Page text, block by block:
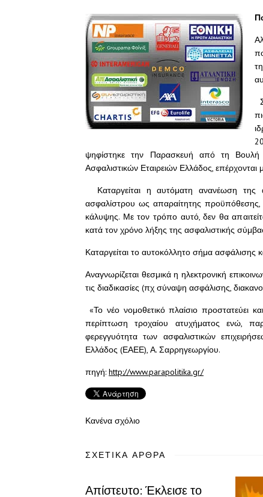
ψηφίστηκε την Παρασκευή από τη
Ασφαλιστικών Εταιρειών Ελλάδος, επέρχονται
Καταργείται η αυτόματη ανανέωση της
ασφαλίστρου ως απαραίτητης προϋπόθεσης,
κάλυψης. Με τον τρόπο αυτό, δεν θα
κατά τον χρόνο λήξης της ασφαλιστικής
Καταργείται το αυτοκόλλητο σήμα
Αναγνωρίζεται θεσμικά η ηλεκτρονική
τις διαδικασίες (πχ σύναψη ασφάλισης,
«Το νέο νομοθετικό πλαίσιο προστατεύει
περίπτωση τροχαίου ατυχήματος ενώ,
φερεγγυότητα των ασφαλιστικών
Ελλάδος (ΕΑΕΕ), Α. Σαρρηγεωργίου.
πηγή: http://www.parapolitika.gr/
Κανένα σχόλιο
ΣΧΕΤΙΚΆ ΆΡΘΡΑ
Απίστευτο: Έκλεισε το